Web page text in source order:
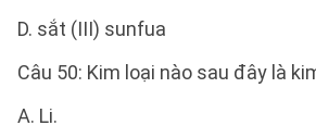
D. sắt (III) sunfua
Câu 50: Kim loại nào sau đây là
A. Li.